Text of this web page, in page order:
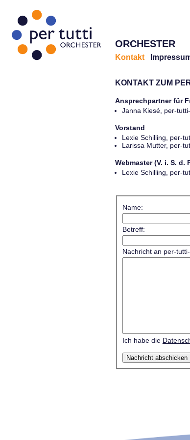
ORCHESTER
Kontakt
KONTAKT ZUM
Ansprechpartner für
Janna Kiesé, per-
Vorstand
Lexie Schilling, per-
Larissa Mutter, per-
Webmaster (V. i. S. d.
Lexie Schilling, per-
Name:
Betreff:
Nachricht an per-
Ich habe die